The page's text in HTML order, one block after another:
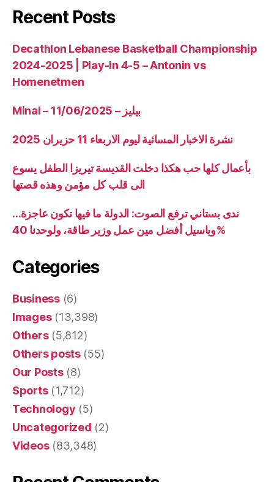
Recent Posts
Decathlon Lebanese Basketball Championship
2024-2025 | Play-In 4-5 – Antonin vs
Homenetmen
Minal – 11/06/2025 – بيليز
نشرة الاخبار المسائية ليوم الاربعاء 11 حزيران 2025
بأعمال كلها حب هكذا دخلت القديسة تيريزا الطفل يسوع
الى قلب كل مؤمن وهذه قصتها
ندى بستاني ترفع الصوت: الدولة ما فيها تكون عاجزة…
وباسيل أفضل مين عمل وزير طاقة، ولوحدنا 40%
Categories
Business(6)
Images(13,398)
Others(5,812)
Others posts(55)
Our Posts(8)
Sports(1,712)
Technology (5)
Uncategorized (2)
Videos(83,348)